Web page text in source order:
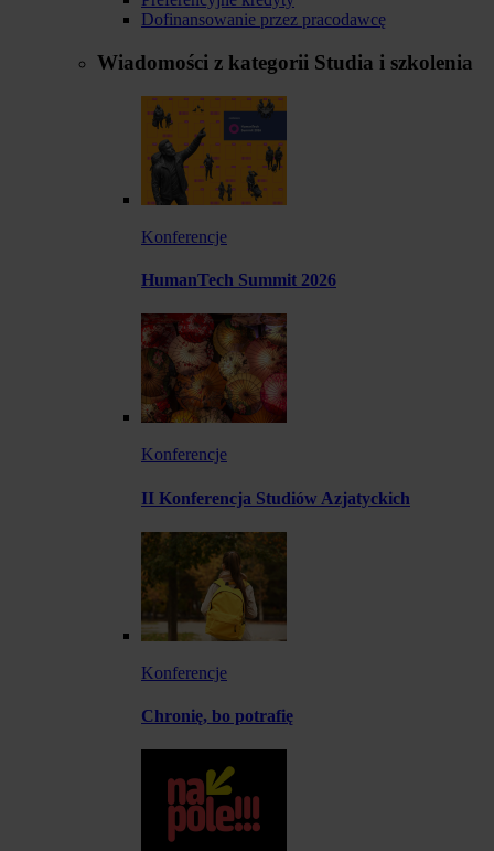
Dofinansowanie przez pracodawcę
Wiadomości z kategorii Studia i szkolenia
Konferencje
HumanTech Summit 2026
Konferencje
II Konferencja Studiów Azjatyckich
Konferencje
Chronię, bo potrafię